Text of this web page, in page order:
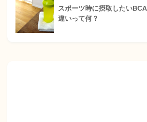
スポーツ時に摂取したい
違いって何？